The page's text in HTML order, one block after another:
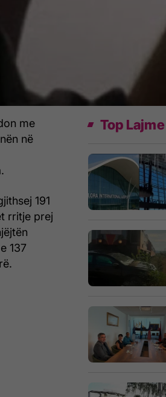
me
në
191
rritje prej
137
Top Lajme